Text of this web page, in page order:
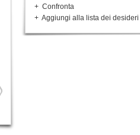
+ Confronta
+ Aggiungi alla lista dei desideri